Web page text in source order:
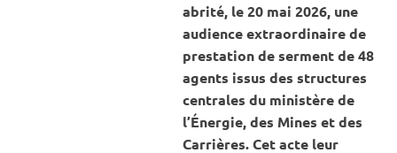
abrité, le 20 mai 2026, une
audience extraordinaire de
prestation de serment de 48
agents issus des structures
centrales du ministère de
l’Énergie, des Mines et des
Carrières. Cet acte leur